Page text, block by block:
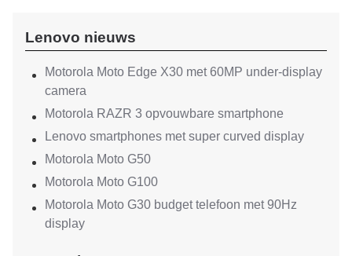
Lenovo nieuws
Motorola Moto Edge X30 met 60MP under-display
camera
Motorola RAZR 3 opvouwbare smartphone
Lenovo smartphones met super curved display
Motorola Moto G50
Motorola Moto G100
Motorola Moto G30 budget telefoon met 90Hz
display